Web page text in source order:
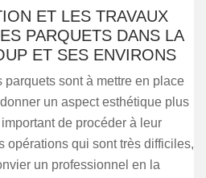
ET LES TRAVAUX
PARQUETS DANS LA
ET SES ENVIRONS
parquets sont à mettre en place
un aspect esthétique plus
de procéder à leur
opérations qui sont très difficiles,
un professionnel en la